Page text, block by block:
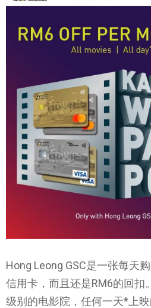
Hong Leong GSC是一张每天
信用卡，而且还是RM6的回扣
级别的电影院，任何一天*上